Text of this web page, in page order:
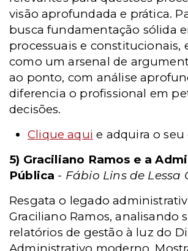
visão aprofundada e prática.
busca fundamentação sólida
processuais e constitucionais,
como um arsenal de
ao ponto, com análise
diferencia o profissional em
decisões.
Clique aqui e adquira o seu
5) Graciliano Ramos e a
Pública - Fábio Lins de Lessa
Resgata o legado
Graciliano Ramos, analisando
relatórios de gestão à luz do